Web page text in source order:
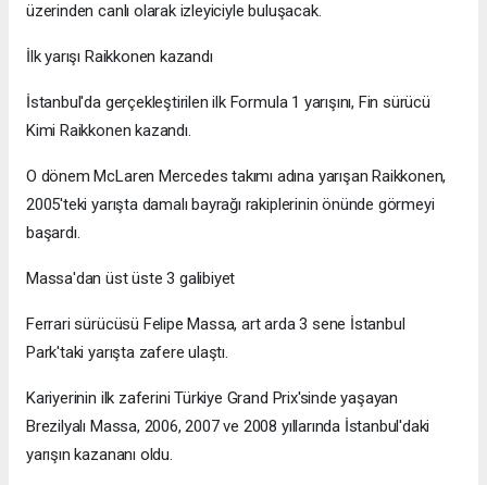
üzerinden canlı olarak izleyiciyle buluşacak.
İlk yarışı Raikkonen kazandı
İstanbul'da gerçekleştirilen ilk Formula 1 yarışını, Fin sürücü
Kimi Raikkonen kazandı.
O dönem McLaren Mercedes takımı adına yarışan Raikkonen,
2005'teki yarışta damalı bayrağı rakiplerinin önünde görmeyi
başardı.
Massa'dan üst üste 3 galibiyet
Ferrari sürücüsü Felipe Massa, art arda 3 sene İstanbul
Park'taki yarışta zafere ulaştı.
Kariyerinin ilk zaferini Türkiye Grand Prix'sinde yaşayan
Brezilyalı Massa, 2006, 2007 ve 2008 yıllarında İstanbul'daki
yarışın kazananı oldu.